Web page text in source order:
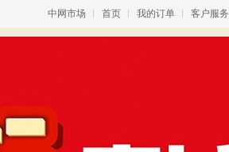
中网市场 首页 我的订单 客户服务